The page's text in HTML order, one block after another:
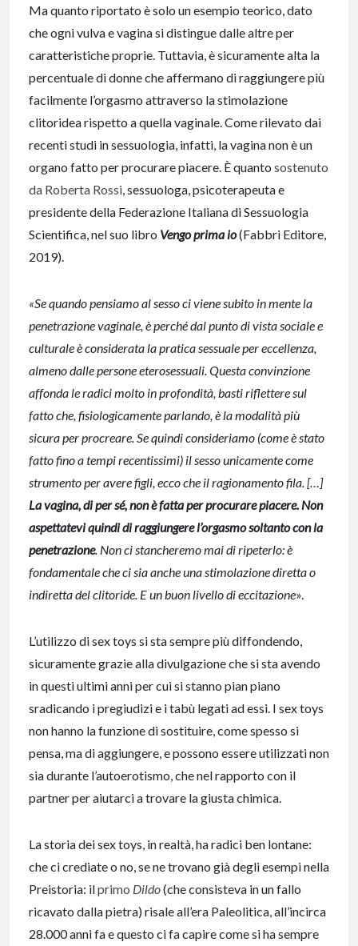
Ma quanto riportato è solo un esempio teorico, dato
che ogni vulva e vagina si distingue dalle altre per
caratteristiche proprie. Tuttavia, è sicuramente alta la
percentuale di donne che affermano di raggiungere più
facilmente l’orgasmo attraverso la stimolazione
clitoridea rispetto a quella vaginale. Come rilevato dai
recenti studi in sessuologia, infatti, la vagina non è un
organo fatto per procurare piacere. È quanto sostenuto
da Roberta Rossi, sessuologa, psicoterapeuta e
presidente della Federazione Italiana di Sessuologia
Scientifica, nel suo libro Vengo prima io(Fabbri Editore,
2019).
«Se quando pensiamo al sesso ci viene subito in mente la
penetrazione vaginale, è perché dal punto di vista sociale e
culturale è considerata la pratica sessuale per eccellenza,
almeno dalle persone eterosessuali. Questa convinzione
affonda le radici molto in profondità, basti riflettere sul
fatto che, fisiologicamente parlando, è la modalità più
sicura per procreare. Se quindi consideriamo (come è stato
fatto fino a tempi recentissimi) il sesso unicamente come
strumento per avere figli, ecco che il ragionamento fila. […]
La vagina, di per sé, non è fatta per procurare piacere. Non
aspettatevi quindi di raggiungere l’orgasmo soltanto con la
penetrazione. Non ci stancheremo mai di ripeterlo: è
fondamentale che ci sia anche una stimolazione diretta o
indiretta del clitoride. E un buon livello di eccitazione».
L’utilizzo di sex toys si sta sempre più diffondendo,
sicuramente grazie alla divulgazione che si sta avendo
in questi ultimi anni per cui si stanno pian piano
sradicando i pregiudizi e i tabù legati ad essi. I sex toys
non hanno la funzione di sostituire, come spesso si
pensa, ma di aggiungere, e possono essere utilizzati non
sia durante l’autoerotismo, che nel rapporto con il
partner per aiutarci a trovare la giusta chimica.
La storia dei sex toys, in realtà, ha radici ben lontane:
che ci crediate o no, se ne trovano già degli esempi nella
Preistoria: ilprimo Dildo(che consisteva in un fallo
ricavato dalla pietra) risale all’era Paleolitica, all’incirca
28.000 anni fa e questo ci fa capire come si ha sempre